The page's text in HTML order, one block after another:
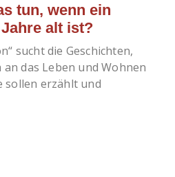
tun, wenn ein
alt ist?
sucht die Geschichten,
das Leben und Wohnen
sollen erzählt und